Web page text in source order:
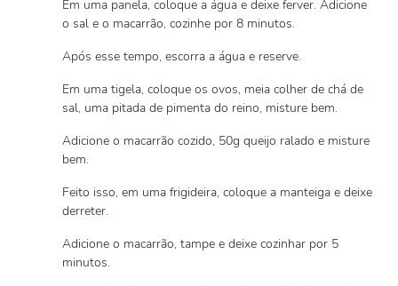
Em uma panela, coloque a água e deixe ferver. Adicione
o sal e o macarrão, cozinhe por 8 minutos.
Após esse tempo, escorra a água e reserve.
Em uma tigela, coloque os ovos, meia colher de chá de
sal, uma pitada de pimenta do reino, misture bem.
Adicione o macarrão cozido, 50g queijo ralado e misture
bem.
Feito isso, em uma frigideira, coloque a manteiga e deixe
derreter.
Adicione o macarrão, tampe e deixe cozinhar por 5
minutos.